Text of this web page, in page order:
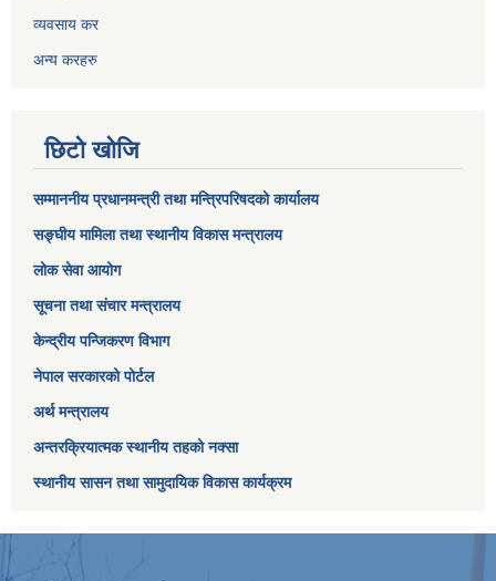
व्यवसाय कर
अन्य करहरु
छिटो खोजि
सम्माननीय प्रधानमन्त्री तथा मन्त्रिपरिषद‌को कार्यालय
सङ्घीय मामिला तथा स्थानीय विकास मन्त्रालय
लोक सेवा आयोग
सूचना तथा संचार मन्त्रालय
केन्द्रीय पन्जिकरण विभाग
नेपाल सरकारको पोर्टल
अर्थ मन्त्रालय
अन्तरक्रियात्मक स्थानीय तहको नक्सा
स्थानीय सासन तथा सामुदायिक विकास कार्यक्रम